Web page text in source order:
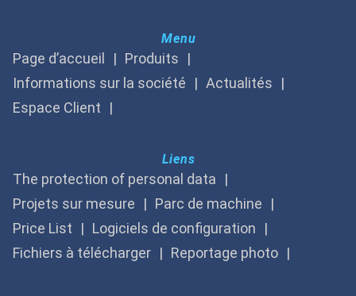
Menu
Page d’accueil
Produits
Informations sur la société
Actualités
Espace Client
Liens
The protection of personal data
Projets sur mesure
Parc de machine
Price List
Logiciels de configuration
Fichiers à télécharger
Reportage photo